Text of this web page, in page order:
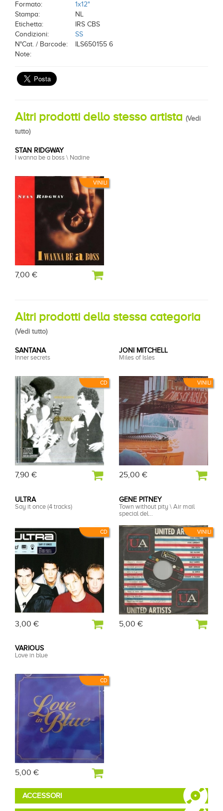
Formato:
1x12"
Stampa:
NL
Etichetta:
IRS CBS
Condizioni:
SS
N°Cat. / Barcode:
ILS650155 6
Note:
Altri prodotti dello stesso artista (Vedi
tutto)
VINILI
STAN RIDGWAY
I wanna be a boss \ Nadine
7,00 €
Altri prodotti della stessa categoria
(Vedi tutto)
CD
SANTANA
Inner secrets
7,90 €
VINILI
JONI MITCHELL
Miles of Isles
25,00 €
CD
ULTRA
Say it once (4 tracks)
3,00 €
VINILI
GENE PITNEY
Town without pity \ Air mail
special del...
5,00 €
CD
VARIOUS
Love in blue
5,00 €
ACCESSORI